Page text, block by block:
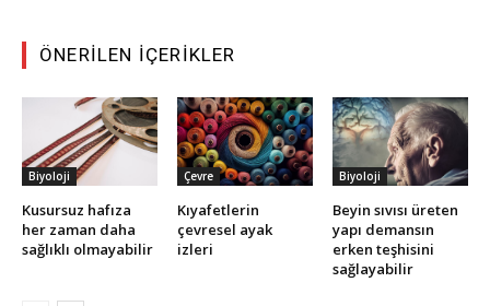
ÖNERILEN İÇERIKLER
Biyoloji
Kusursuz hafıza
her zaman daha
sağlıklı olmayabilir
Çevre
Kıyafetlerin
çevresel ayak
izleri
Biyoloji
Beyin sıvısı üreten
yapı demansın
erken teşhisini
sağlayabilir